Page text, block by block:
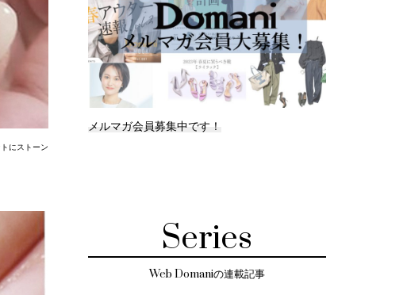
にストーン
メルマガ会員募集中です！
Series
Web Domaniの連載記事